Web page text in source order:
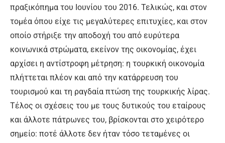
πραξικόπημα του Ιουνίου του 2016. Τελικώς, και στον
τομέα όπου είχε τις μεγαλύτερες επιτυχίες, και στον
οποίο στήριξε την αποδοχή του από ευρύτερα
κοινωνικά στρώματα, εκείνον της οικονομίας, έχει
αρχίσει η αντίστροφη μέτρηση: η τουρκική οικονομία
πλήττεται πλέον και από την κατάρρευση του
τουρισμού και τη ραγδαία πτώση της τουρκικής λίρας.
Τέλος οι σχέσεις του με τους δυτικούς του εταίρους
και άλλοτε πάτρωνες του, βρίσκονται στο χειρότερο
σημείο: ποτέ άλλοτε δεν ήταν τόσο τεταμένες οι